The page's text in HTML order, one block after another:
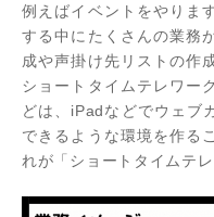
例えばイベントをやりま
する中にたくさんの業務
成や声掛け先リストの作
ショートタイムテレワー
どは、iPadなどでウェブ
できるような環境を作る
れが「ショートタイムテ